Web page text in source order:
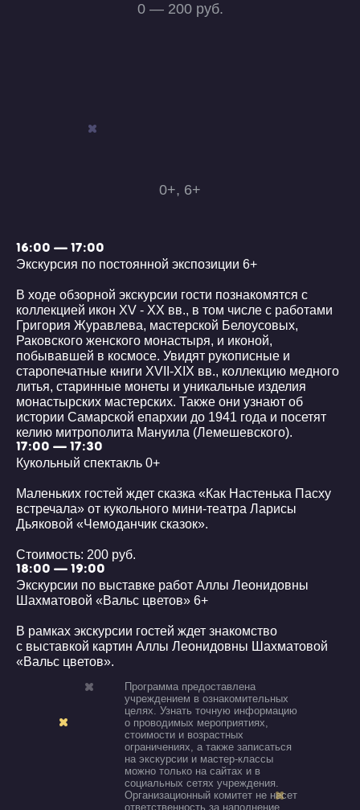
0 — 200 руб.
0+, 6+
16:00 — 17:00
Экскурсия по постоянной экспозиции 6+
В ходе обзорной экскурсии гости познакомятся с
коллекцией икон XV - XX вв., в том числе с работами
Григория Журавлева, мастерской Белоусовых,
Раковского женского монастыря, и иконой,
побывавшей в космосе. Увидят рукописные и
старопечатные книги XVII-XIX вв., коллекцию медного
литья, старинные монеты и уникальные изделия
монастырских мастерских. Также они узнают об
истории Самарской епархии до 1941 года и посетят
келию митрополита Мануила (Лемешевского).
17:00 — 17:30
Кукольный спектакль 0+
Маленьких гостей ждет сказка «Как Настенька Пасху
встречала» от кукольного мини-театра Ларисы
Дьяковой «Чемоданчик сказок».
Стоимость: 200 руб.
18:00 — 19:00
Экскурсии по выставке работ Аллы Леонидовны
Шахматовой «Вальс цветов» 6+
В рамках экскурсии гостей ждет знакомство
с выставкой картин Аллы Леонидовны Шахматовой
«Вальс цветов».
Программа предоставлена
учреждением в ознакомительных
целях. Узнать точную информацию
о проводимых мероприятиях,
стоимости и возрастных
ограничениях, а также записаться
на экскурсии и мастер-классы
можно только на сайтах и в
социальных сетях учреждения.
Организационный комитет не несет
ответственность за наполнение